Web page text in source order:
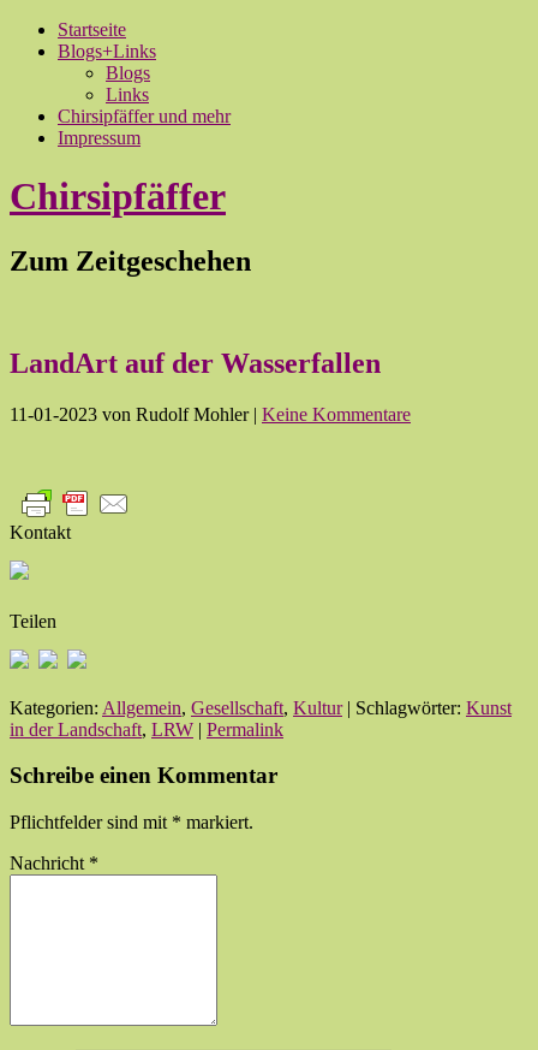
Startseite
Blogs+Links
Blogs
Links
Chirsipfäffer und mehr
Impressum
Chirsipfäffer
Zum Zeitgeschehen
LandArt auf der Wasserfallen
11-01-2023 von Rudolf Mohler| Keine Kommentare
Kontakt
Teilen
Kategorien: Allgemein, Gesellschaft, Kultur| Schlagwörter: Kunst
in der Landschaft, LRW | Permalink
Schreibe einen Kommentar
Pflichtfelder sind mit * markiert.
Nachricht *